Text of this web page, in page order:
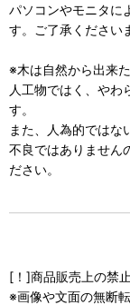
パソコンやモニタに
す。ご了承ください
※木は自然から出来
人工物ではく、やわ
す。
また、人為的ではな
不良ではありません
ださい。
[！]商品販売上の禁
※画像や文面の無断